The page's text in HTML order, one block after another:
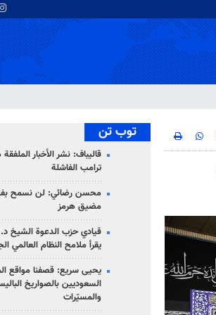
توب تن
قاليباف: نشر الأخبار
ترامب الفاشلة
محسن رضائي: لن نسمح
مضيق هرمز
قيادي حزب الدعوة الشيخ
يقرأ ملامح النظام العالمي
يحيى سريع: قصفنا مواقع
السعوديين بالصواريخ
والمسيّرات